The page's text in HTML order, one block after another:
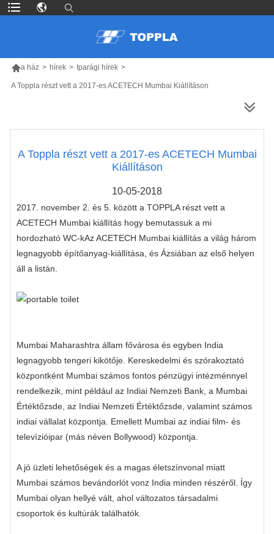
a ház > hírek > Iparági hírek >
A Toppla részt vett a 2017-es ACETECH Mumbai Kiállításon
A Toppla részt vett a 2017-es ACETECH Mumbai
Kiállításon
10-05-2018
2017. november 2. és 5. között a TOPPLA részt vett a
ACETECH Mumbai kiállítás hogy bemutassuk a mi
hordozható WC-kAz ACETECH Mumbai kiállítás a világ három
legnagyobb építőanyag-kiállítása, és Ázsiában az első helyen
áll a listán.
Mumbai Maharashtra állam fővárosa és egyben India
legnagyobb tengeri kikötője. Kereskedelmi és szórakoztató
központként Mumbai számos fontos pénzügyi intézménnyel
rendelkezik, mint például az Indiai Nemzeti Bank, a Mumbai
Értéktőzsde, az Indiai Nemzeti Értéktőzsde, valamint számos
indiai vállalat központja. Emellett Mumbai az indiai film- és
televízióipar (más néven Bollywood) központja.
A jó üzleti lehetőségek és a magas életszínvonal miatt
Mumbai számos bevándorlót vonz India minden részéről. Így
Mumbai olyan hellyé vált, ahol változatos társadalmi
csoportok és kultúrák találhatók.